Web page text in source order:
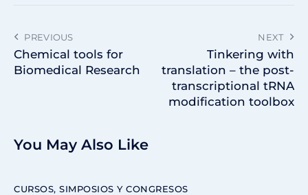
PREVIOUS
Chemical tools for
Biomedical Research
NEXT
Tinkering with
translation – the post-
transcriptional tRNA
modification toolbox
You May Also Like
CURSOS, SIMPOSIOS Y CONGRESOS